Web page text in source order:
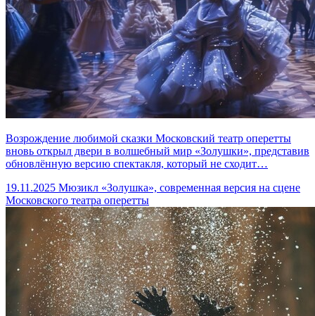
Возрождение любимой сказки Московский театр оперетты
вновь открыл двери в волшебный мир «Золушки», представив
обновлённую версию спектакля, который не сходит…
19.11.2025 Мюзикл «Золушка», современная версия на сцене
Московского театра оперетты